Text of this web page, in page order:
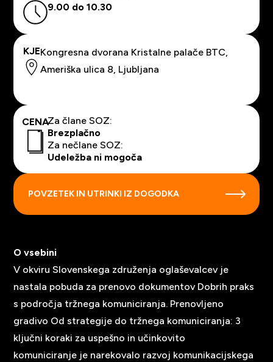
9.00 do 10.30
KJEKongresna dvorana Kristalne palače BTC,
Ameriška ulica 8, Ljubljana
CENAZa člane SOZ:
Brezplačno
Za nečlane SOZ:
Udeležba ni mogoča
POVZETEK IN UTRINKI IZ DOGODKA
O vsebini
V okviru Slovenskega združenja oglaševalcev je
nastala pobuda za prenovo dokumentov Dobrih praks
s področja tržnega komuniciranja. Prenovljeno
gradivo Od strategije do tržnega komuniciranja: 3
ključni koraki za uspešno in učinkovito
komuniciranje je narekovalo razvoj komunikacijskega